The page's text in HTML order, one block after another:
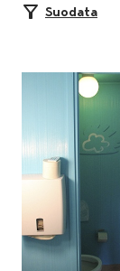
Suodata